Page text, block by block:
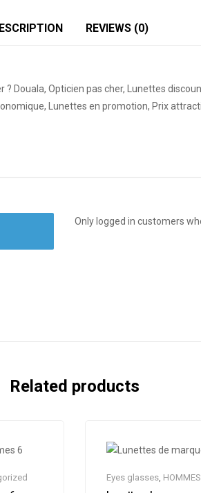
REVIEWS (0)
Douala, Opticien pas cher, Lunettes
Lunettes en promotion, Prix
Only logged in customers
Related products
Eyes glasses HOMMES